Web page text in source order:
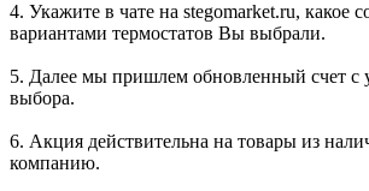
4. Укажите в чате на stegomarket.ru, какое
вариантами термостатов Вы выбрали.
5. Далее мы пришлем обновленный счет с
выбора.
6. Акция действительна на товары из
компанию.